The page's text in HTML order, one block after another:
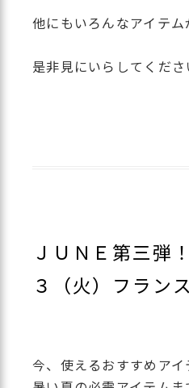
他にもいろんなアイテム
是非見にいらしてくださ
ＪＵＮＥ第三弾
３（火）フラン
今、使えるおすすめアイ